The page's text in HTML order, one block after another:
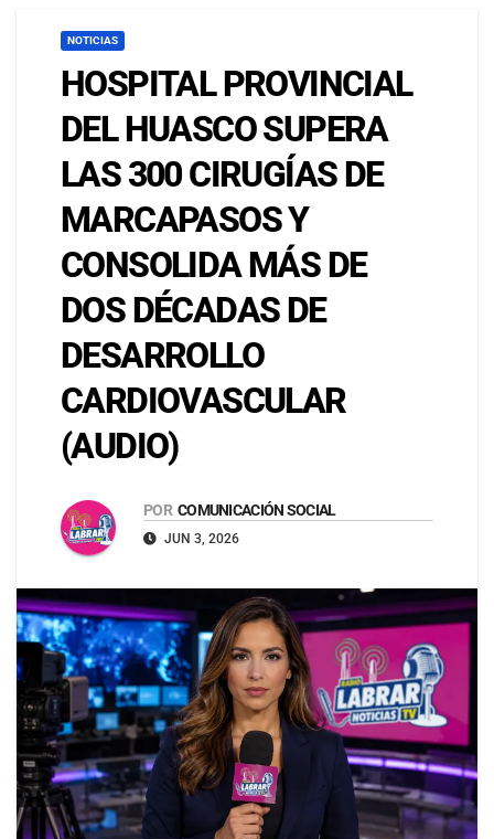
NOTICIAS
HOSPITAL PROVINCIAL
DEL HUASCO SUPERA
LAS 300 CIRUGÍAS DE
MARCAPASOS Y
CONSOLIDA MÁS DE
DOS DÉCADAS DE
DESARROLLO
CARDIOVASCULAR
(AUDIO)
POR COMUNICACIÓN SOCIAL
JUN 3, 2026